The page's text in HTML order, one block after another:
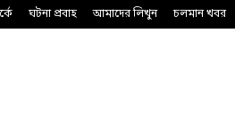
ঘটনা প্রবাহ আমাদের লিখুন চলমান খবর